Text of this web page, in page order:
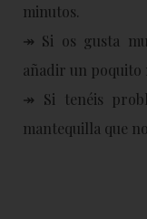
minutos.
↠ Si os gusta
añadir un poquito
↠ Si tenéis
mantequilla que